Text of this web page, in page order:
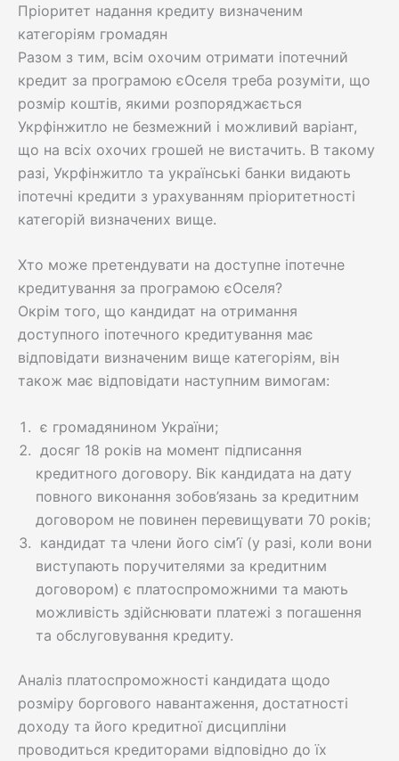
Пріоритет надання кредиту визначеним
категоріям громадян
Разом з тим, всім охочим отримати іпотечний
кредит за програмою єОселя треба розуміти, що
розмір коштів, якими розпоряджається
Укрфінжитло не безмежний і можливий варіант,
що на всіх охочих грошей не вистачить. В такому
разі, Укрфінжитло та українські банки видають
іпотечні кредити з урахуванням пріоритетності
категорій визначених вище.
Хто може претендувати на доступне іпотечне
кредитування за програмою єОселя?
Окрім того, що кандидат на отримання
доступного іпотечного кредитування має
відповідати визначеним вище категоріям, він
також має відповідати наступним вимогам:
є громадянином України;
досяг 18 років на момент підписання
кредитного договору. Вік кандидата на дату
повного виконання зобов’язань за кредитним
договором не повинен перевищувати 70 років;
кандидат та члени його сім’ї (у разі, коли вони
виступають поручителями за кредитним
договором) є платоспроможними та мають
можливість здійснювати платежі з погашення
та обслуговування кредиту.
Аналіз платоспроможності кандидата щодо
розміру боргового навантаження, достатності
доходу та його кредитної дисципліни
проводиться кредиторами відповідно до їх